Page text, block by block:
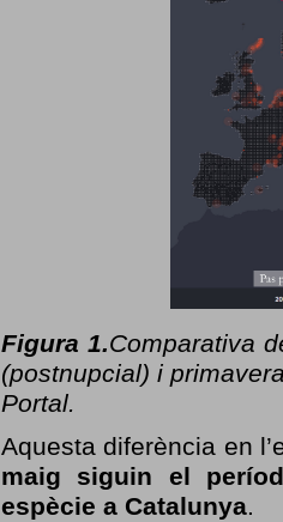
Figura 1.Comparativa
(postnupcial) i
Portal.
Aquesta diferència en
maig siguin el
espècie a Catalunya.